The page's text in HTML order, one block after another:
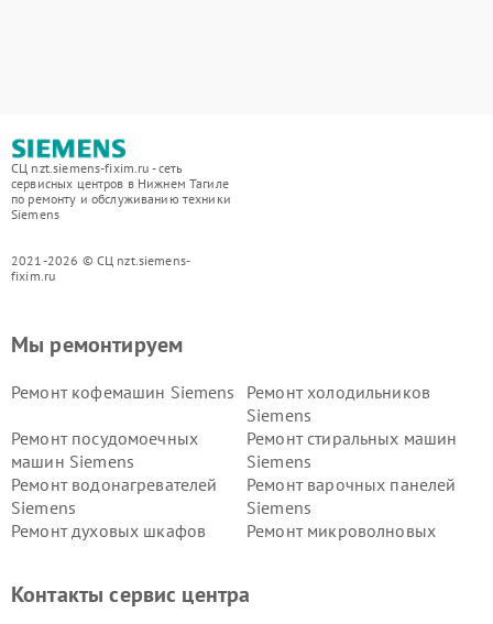
СЦ nzt.siemens-fixim.ru - сеть
сервисных центров в Нижнем Тагиле
по ремонту и обслуживанию техники
Siemens
2021-2026 © СЦ nzt.siemens-
fixim.ru
Мы ремонтируем
Ремонт кофемашин Siemens
Ремонт холодильников
Siemens
Ремонт посудомоечных
машин Siemens
Ремонт стиральных машин
Siemens
Ремонт водонагревателей
Siemens
Ремонт варочных панелей
Siemens
Ремонт духовых шкафов
Ремонт микроволновых
Siemens
Siemens
Контакты сервис центра